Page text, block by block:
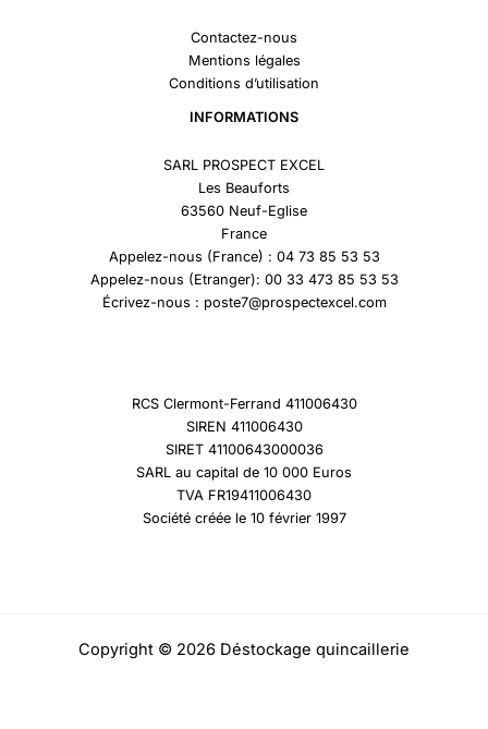
Contactez-nous
Mentions légales
Conditions d’utilisation
INFORMATIONS
SARL PROSPECT EXCEL
Les Beauforts
63560 Neuf-Eglise
France
Appelez-nous (France) : 04 73 85 53 53
Appelez-nous (Etranger): 00 33 473 85 53 53
Écrivez-nous : poste7@prospectexcel.com
RCS Clermont-Ferrand 411006430
SIREN 411006430
SIRET 41100643000036
SARL au capital de 10 000 Euros
TVA FR19411006430
Société créée le 10 février 1997
Copyright © 2026 Déstockage quincaillerie